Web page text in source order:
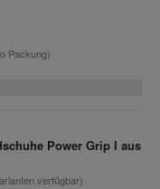
Packung)
Power Grip I aus
verfügbar)